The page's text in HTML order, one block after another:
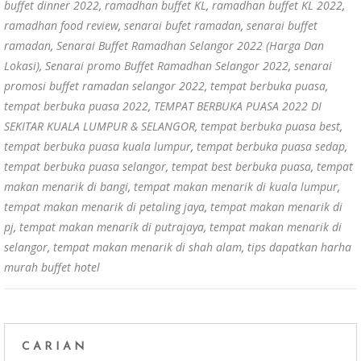
buffet dinner 2022, ramadhan buffet KL, ramadhan buffet KL 2022,
ramadhan food review, senarai bufet ramadan, senarai buffet
ramadan, Senarai Buffet Ramadhan Selangor 2022 (Harga Dan
Lokasi), Senarai promo Buffet Ramadhan Selangor 2022, senarai
promosi buffet ramadan selangor 2022, tempat berbuka puasa,
tempat berbuka puasa 2022, TEMPAT BERBUKA PUASA 2022 DI
SEKITAR KUALA LUMPUR & SELANGOR, tempat berbuka puasa best,
tempat berbuka puasa kuala lumpur, tempat berbuka puasa sedap,
tempat berbuka puasa selangor, tempat best berbuka puasa, tempat
makan menarik di bangi, tempat makan menarik di kuala lumpur,
tempat makan menarik di petaling jaya, tempat makan menarik di
pj, tempat makan menarik di putrajaya, tempat makan menarik di
selangor, tempat makan menarik di shah alam, tips dapatkan harha
murah buffet hotel
CARIAN